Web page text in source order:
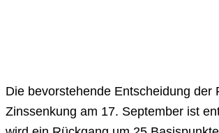
Die bevorstehende Entscheidung der
Zinssenkung am 17. September ist